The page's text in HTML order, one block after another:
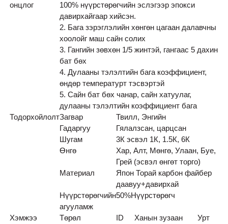
онцлог
100% нүүрстөрөгчийн эслэгээр эпокси
давирхайгаар хийсэн.
2. Бага зэрэглэлийн хөнгөн цагаан далавчны
хоолойг маш сайн солих
3. Гангийн зөвхөн 1/5 жинтэй, гангаас 5 дахин
бат бөх
4. Дулааны тэлэлтийн бага коэффициент,
өндөр температурт тэсвэртэй
5. Сайн бат бөх чанар, сайн хатуулаг,
дулааны тэлэлтийн коэффициент бага
ТодорхойлолтЗагвар
Твилл, Энгийн
Гадаргуу
Гялалзсан, царцсан
Шугам
3К эсвэл 1К, 1.5К, 6К
Өнгө
Хар, Алт, Мөнгө, Улаан, Буе,
Грей (эсвэл өнгөт торго)
Материал
Япон Торай карбон файбер
даавуу+давирхай
Нүүрстөрөгчийн
агууламж
50%Нүүрстөрөгч
Хэмжээ Төрөл ID Ханын зузаан
Урт